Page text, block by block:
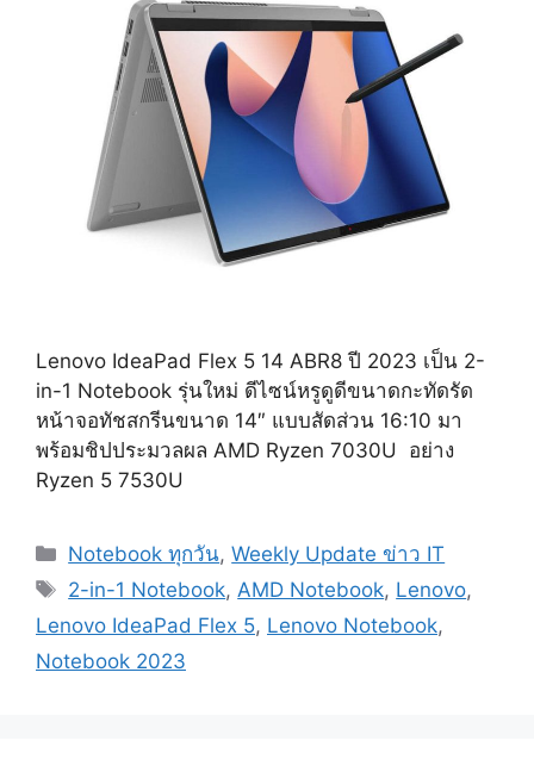
Lenovo IdeaPad Flex 5 14 ABR8 ปี 2023 เป็น 2-
in-1 Notebook รุ่นใหม่ ดีไซน์หรูดูดีขนาดกะทัดรัด
หน้าจอทัชสกรีนขนาด 14″ แบบสัดส่วน 16:10 มา
พร้อมชิปประมวลผล AMD Ryzen 7030U อย่าง
Ryzen 5 7530U
Categories
Notebook ทุกวัน,Weekly Update ข่าว IT
Tags
2-in-1 Notebook, AMD Notebook, Lenovo,
Lenovo IdeaPad Flex 5, Lenovo Notebook,
Notebook 2023